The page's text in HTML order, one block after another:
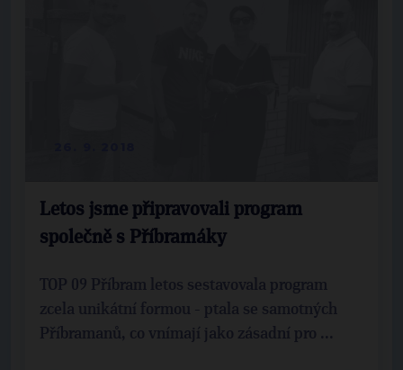
Letos jsme připravovali program
společně s Příbramáky
TOP 09 Příbram letos sestavovala program
zcela unikátní formou - ptala se samotných
Příbramanů, co vnímají jako zásadní pro ...